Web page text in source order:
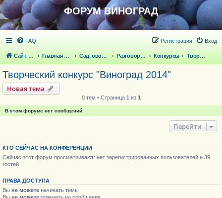
ФОРУМ ВИНОГРАД
FAQ Вход
Регистрация
Сайт, статьи Главная страница Сад, овощи, ягодники, цветы, беседка Разговоры обо всем что волнует Конкурсы Творческий конкурс "Виноград 2014"
Творческий конкурс "Виноград 2014"
Новая тема
0 тем • Страница 1 из 1
В этом форуме нет сообщений.
Перейти
КТО СЕЙЧАС НА КОНФЕРЕНЦИИ
Сейчас этот форум просматривают: нет зарегистрированных пользователей и 39
гостей
ПРАВА ДОСТУПА
Вы не можете начинать темы